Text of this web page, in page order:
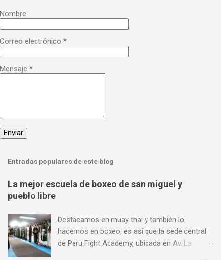
Nombre
Correo electrónico *
Mensaje *
Entradas populares de este blog
La mejor escuela de boxeo de san miguel y
pueblo libre
Destacamos en muay thai y también lo
hacemos en boxeo; es así que la sede central
de Peru Fight Academy, ubicada en Av. La